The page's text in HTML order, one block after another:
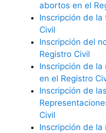
abortos en el
Inscripción de la
Civil
Inscripción del
Registro Civil
Inscripción de
en el Registro
Inscripción de
Civil
Inscripción de